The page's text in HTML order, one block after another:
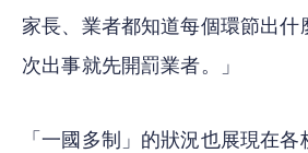
家長、業者都知道每個環節出
次出事就先開罰業者。」
「一國多制」的狀況也展現在